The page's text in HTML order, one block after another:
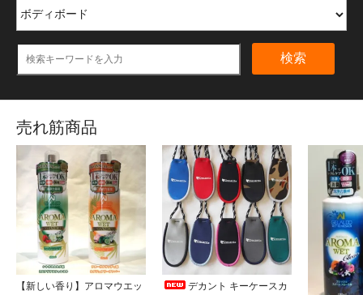
検索
売れ筋商品
【新しい香り】アロマウエッ
デカント キーケースカ